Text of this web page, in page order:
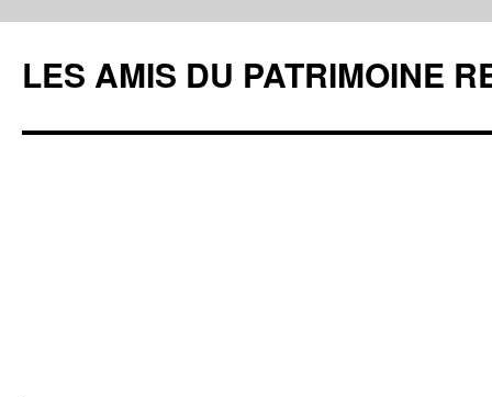
LES AMIS DU PATRIMOINE